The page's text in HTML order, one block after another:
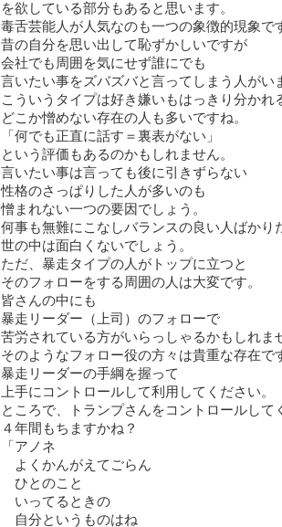
を欲している部分もあると思います。
毒舌芸能人が人気なのも一つの象徴的現象で
昔の自分を思い出して恥ずかしいですが
会社でも周囲を気にせず誰にでも
言いたい事をズバズバと言ってしまう人がい
こういうタイプは好き嫌いもはっきり分かれ
どこか憎めない存在の人も多いですね。
「何でも正直に話す＝裏表がない」
という評価もあるのかもしれません。
言いたい事は言っても後に引きずらない
性格のさっぱりした人が多いのも
憎まれない一つの要因でしょう。
何事も無難にこなしバランスの良い人ばかり
世の中は面白くないでしょう。
ただ、暴走タイプの人がトップに立つと
そのフォローをする周囲の人は大変です。
皆さんの中にも
暴走リーダー（上司）のフォローで
苦労されている方がいらっしゃるかもしれま
そのようなフォロー役の方々は貴重な存在で
暴走リーダーの手綱を握って
上手にコントロールして利用してください。
ところで、トランプさんをコントロールして
４年間もちますかね？
「アノネ
よくかんがえてごらん
ひとのこと
いってるときの
自分というものはね